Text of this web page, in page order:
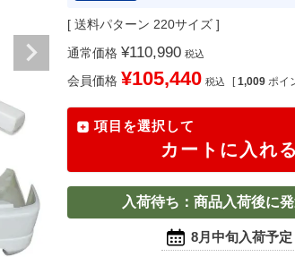
送料パターン 220サイズ
通常価格 ¥110,990 税込
会員価格 ¥105,440 税込 [ 1,009 ポイ
項目を選択して
カートに入れる
入荷待ち：商品入荷後に
8月中旬入荷予定